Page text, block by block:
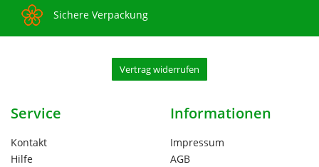
Sichere Verpackung
Vertrag widerrufen
Service
Kontakt
Hilfe
Informationen
Impressum
AGB